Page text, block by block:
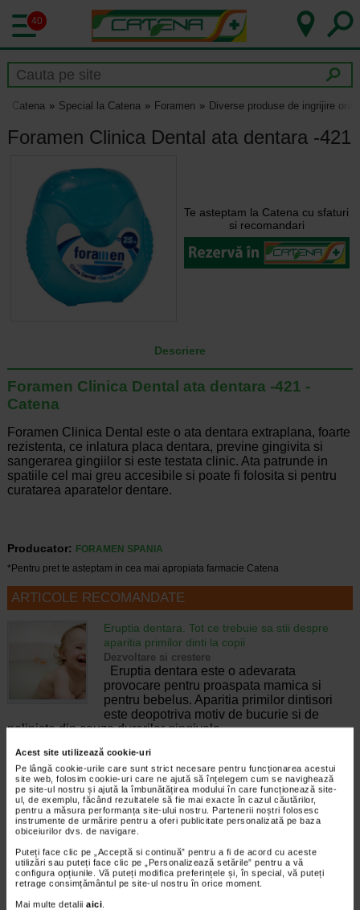
Acest site utilizează cookie-uri
Pe lângă cookie-urile care sunt strict necesare pentru funcționarea acestui
site web, folosim cookie-uri care ne ajută să înțelegem cum se navighează
pe site-ul nostru și ajută la îmbunătățirea modului în care funcționează site-
ul, de exemplu, făcând rezultatele să fie mai exacte în cazul căutărilor,
pentru a măsura performanța site-ului nostru. Partenerii noștri folosesc
instrumente de urmărire pentru a oferi publicitate personalizată pe baza
obiceiurilor dvs. de navigare.
Puteți face clic pe „Acceptă si continuă” pentru a fi de acord cu aceste
utilizări sau puteți face clic pe „Personalizează setările” pentru a vă
configura opțiunile. Vă puteți modifica preferințele și, în special, vă puteți
retrage consimțământul pe site-ul nostru în orice moment.
Mai multe detalii aici.
40
Catena Special la Catena Foramen Diverse produse de ingrijire
Foramen Clinica Dental ata dentara -421
Te asteptam la Catena cu sfaturi
si recomandari
Descriere
Foramen Clinica Dental ata dentara -421 -
Catena
Foramen Clinica Dental este o ata dentara extraplana, foarte
rezistenta, ce inlatura placa dentara, previne gingivita si
sangerarea gingiilor si este testata clinic. Ata patrunde in
spatiile cel mai greu accesibile si poate fi folosita si pentru
curatarea aparatelor dentare.
Producator:
FORAMEN SPANIA
*Pentru pret te asteptam in cea mai apropiata farmacie Catena
ARTICOLE RECOMANDATE
Eruptia dentara. Tot ce trebuie sa stii despre
aparitia primilor dinti la copii
Dezvoltare si crestere
Eruptia dentara este o adevarata
provocare pentru proaspata mamica si
pentru bebelus. Aparitia primilor dintisori
este deopotriva motiv de bucurie si de
neliniste din cauza durerilor gingivale…
Timp de citire:5 minute, 24 secunde
Albire dinti acasa? Afla cum!
Igiena dentara
Cu totii ne dorim acel zambet luminos si
alb, cum vedem la marii actori... Din pacate,
exista lucruri precum vinul rosu, cafeaua si,
desi pare surprinzator, medicamentele si
fructele de padure inchise…
Timp de citire: 4 minute, 43 secunde